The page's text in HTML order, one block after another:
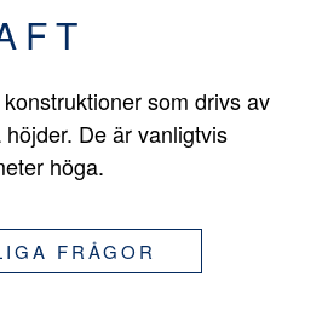
som drivs av
De är vanligtvis
höga.
FRÅGOR